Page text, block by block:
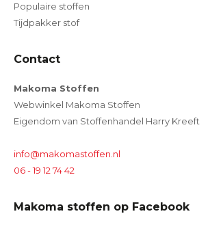
Populaire stoffen
Tijdpakker stof
Contact
Makoma Stoffen
Webwinkel Makoma Stoffen
Eigendom van Stoffenhandel Harry Kreeft
info@makomastoffen.nl
06 - 19 12 74 42
Makoma stoffen op Facebook